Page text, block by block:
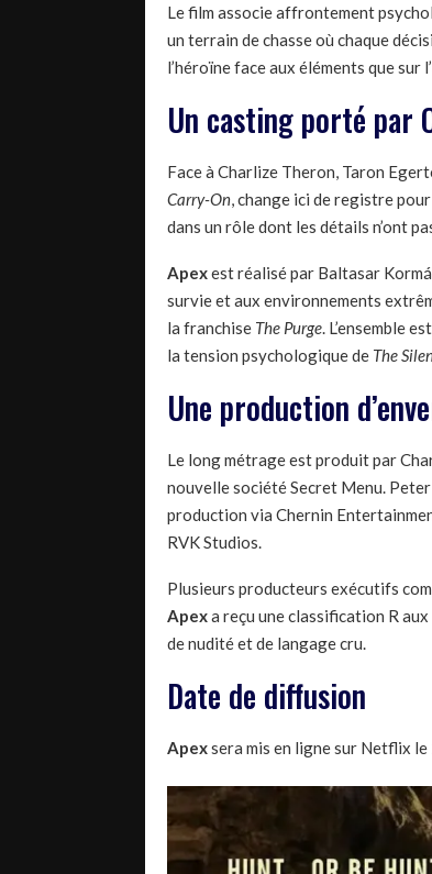
Le film associe affrontement
un terrain de chasse où chaque
l’héroïne face aux éléments que
Un casting porté par
Face à Charlize Theron, Taron
Carry-On, change ici de registre
dans un rôle dont les détails n’ont
Apexest réalisé par Baltasar
survie et aux environnements
la franchise The Purge. L’ensemble
la tension psychologique de The
Une production
Le long métrage est produit par
nouvelle société Secret Menu.
production via Chernin
RVK Studios.
Plusieurs producteurs exécutifs
Apexa reçu une classification R
de nudité et de langage cru.
Date de diffusion
Apexsera mis en ligne sur Netflix